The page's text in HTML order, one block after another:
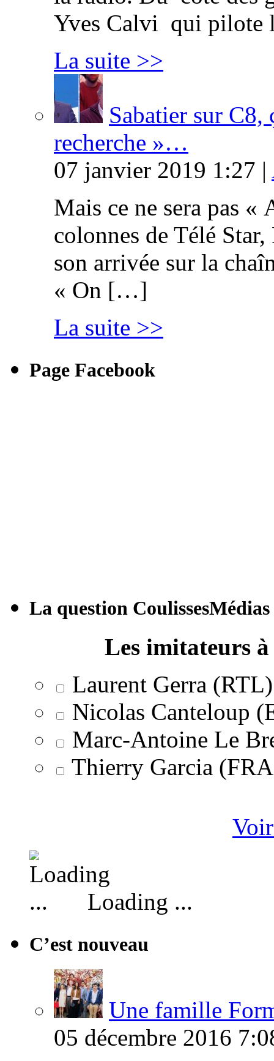
Yves Calvi qui
La suite >>
Sabatier sur C8,
recherche »…
07 janvier 2019 1:27 |
Mais ce ne sera pas «
colonnes de Télé
son arrivée sur la
« On […]
La suite >>
Page Facebook
La question CoulissesMédias
Les imitateurs
Laurent Gerra (RTL)
Nicolas Canteloup
Marc-Antoine Le
Thierry Garcia
Loading ...
C’est nouveau
Une famille
05 décembre 2016